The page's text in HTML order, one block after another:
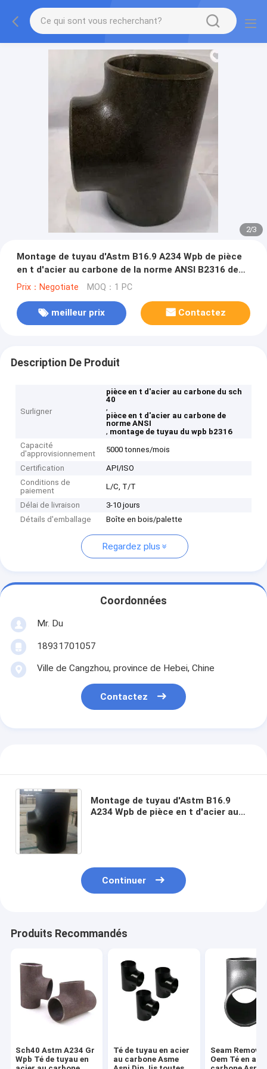
2/3
Montage de tuyau d'Astm B16.9 A234 Wpb de pièce
en t d'acier au carbone de la norme ANSI B2316 de
Sch 40
Prix：Negotiate MOQ：1 PC
meilleur prix Contactez
Description De Produit
Surligner
pièce en t d'acier au carbone du sch
40
,
pièce en t d'acier au carbone de
norme ANSI
, montage de tuyau du wpb b2316
Capacité
d'approvisionnement
5000 tonnes/mois
Certification
API/ISO
Conditions de
paiement
L/C, T/T
Délai de livraison
3-10 jours
Détails d'emballage
Boîte en bois/palette
Regardez plus
Coordonnées
Mr. Du
18931701057
Ville de Cangzhou, province de Hebei, Chine
Contactez
Montage de tuyau d'Astm B16.9
A234 Wpb de pièce en t d'acier au
Continuer
Produits Recommandés
Sch40 Astm A234 Gr
Wpb Té de tuyau en
Té de tuyau en acier
au carbone Asme
Seam Remove
Oem Té en